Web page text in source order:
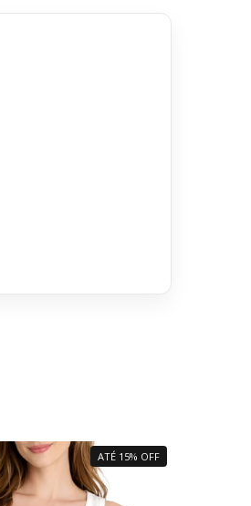
ATÉ 15% OFF